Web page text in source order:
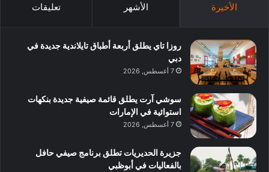
الأخيرة الأشهر تعليقات
روزا تاي يطلق أربعة أطباق تايلاندية جديدة في
دبي
7 أغسطس, 2026
سوشي آرت يطلق قائمة صيفية جديدة بنكهات
استوائية في الإمارات
7 أغسطس, 2026
جزيرة الحديريات تطلق برنامج صيفي حافل
بالفعاليات في أبوظبي